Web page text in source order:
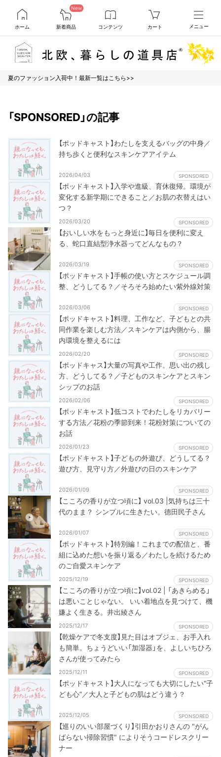
ホーム
New
新着商品 コンテンツ カート メニュー
夏のファッション入荷中！最新一覧はこちら>>
「SPONSORED」の記事
【ポッドキャスト】わたしを支えるバッグの中身／
持ち歩くと便利なスキンケアアイテム
2026/04/03 SPONSORED
【ポッドキャスト】入学や進級、育休復帰。環境が
変化する新学期にできること／お肌の衣替えはい
つ？
2026/03/20 SPONSORED
【おいしい水をもっと身近に】毎日を便利に変え
る、蛇口直結型浄水器ってどんなもの？
2026/03/19 SPONSORED
【ポッドキャスト】手帳の使い方とスケジュール調
整、どうしてる？／そろそろ始めたい紫外線対策
2026/03/06 SPONSORED
【ポッドキャスト】料理、工作など、子どもとの共
同作業を楽しむ方法／スキンケアは内側から、腸
内環境を整えるには
2026/02/20 SPONSORED
【ポッドキャス】大量の写真や工作。思い出の残し
方、どうしてる？／子どものスキンケアとスキン
シップのお話
2026/02/06 SPONSORED
【ポッドキャスト】低コストでわたしをリカバリー
する方法／花粉の季節到来！花粉対策についての
お話
2026/01/23 SPONSORED
【ポッドキャスト】子どもの外遊び、どうしてる？
遊び方、見守り方／外遊びの日のスキンケア
2026/01/09 SPONSORED
【こころの香りが立つ頃に】 vol.03 |気持ちは三十
代のまま？ シンプルに生きたい。德田民子さん
2026/01/07 SPONSORED
【ポッドキャスト】特別編！これまでの配信と、番
組に込めた想いを振り返る／わたしを続けるため
のご自愛スキンケア
2025/12/19 SPONSORED
【こころの香りが立つ頃に】vol.02 | 「あきらめる」
は悪いことじゃない。 いい着地点を見つけて、機
嫌よく生きる。井出綾さん
2025/12/17 SPONSORED
【乾燥ケアで冬支度】見た目はオブジェ、お手入れ
も簡単。ちょうどいい「加湿器」を、よしいちひろ
さんが使ってみたら
2025/12/11 SPONSORED
【ポッドキャスト】大人になっても大切にしたい“子
ども心”／大人と子どもの肌はどう違う？
2025/12/05 SPONSORED
【巡りのいい部屋づくり】引田かおりさんの "がん
ばらない掃除習慣" によりそうコードレスクリー
ナー